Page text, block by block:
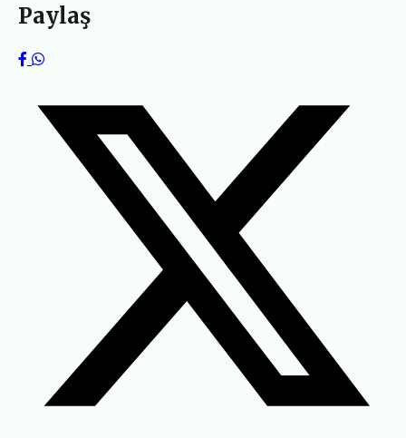
Paylaş